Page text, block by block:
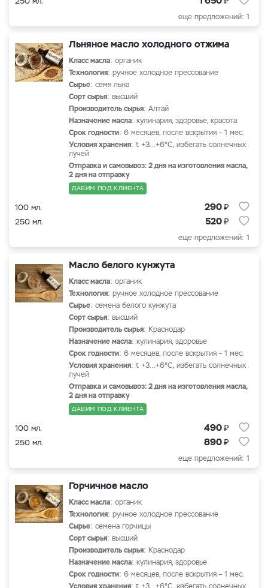
еще предложений: 1
Льняное масло холодного отжима
Класс масла: органик
Технология: ручное холодное прессование
Сырье: семя льна
Сорт сырья: высший
Производитель сырья: Алтай
Назначение масла: кулинария, здоровье, красота
Срок годности: 6 месяцев, после вскрытия – 1 мес.
Условия хранения: t +3…+6°С, избегать солнечных
лучей
Отправка и самовывоз: 2 дня на изготовления масла,
2 дня на отправку
ДАВИМ ПОД КЛИЕНТА
100 мл. 290₽
250 мл. 520₽
еще предложений: 1
Масло белого кунжута
Класс масла: органик
Технология: ручное холодное прессование
Сырье: семена белого кунжута
Сорт сырья: высший
Производитель сырья: Краснодар
Назначение масла: кулинария, здоровье
Срок годности: 6 месяцев, после вскрытия – 1 мес.
Условия хранения: t +3…+6°С, избегать солнечных
лучей
Отправка и самовывоз: 2 дня на изготовления масла,
2 дня на отправку
ДАВИМ ПОД КЛИЕНТА
100 мл. 490₽
250 мл. 890₽
еще предложений: 1
Горчичное масло
Класс масла: органик
Технология: ручное холодное прессование
Сырье: семена горчицы
Сорт сырья: высший
Производитель сырья: Краснодар
Назначение масла: кулинария, здоровье
Срок годности: 6 месяцев, после вскрытия – 1 мес.